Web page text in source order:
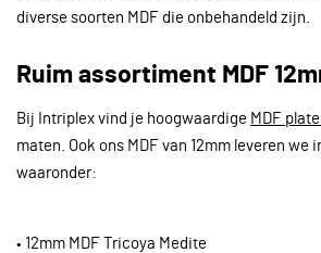
diverse soorten MDF die onbehandeld zijn.
Ruim assortiment MDF
Bij Intriplex vind je hoogwaardige MDF
maten. Ook ons MDF van 12mm leveren we
waaronder:
• 12mm MDF Tricoya Medite